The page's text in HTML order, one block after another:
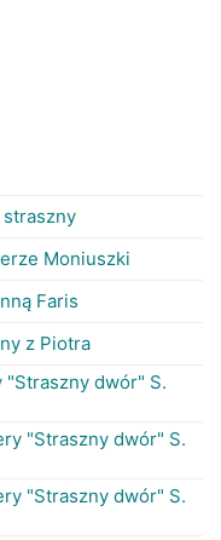
Moniuszki
Faris
z Piotra
"Straszny dwór" S.
"Straszny dwór" S.
"Straszny dwór" S.